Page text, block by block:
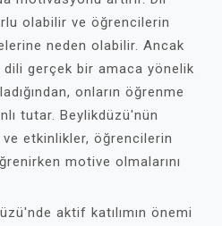
olabilir ve öğrencilerin
neden olabilir. Ancak
dili gerçek bir amaca yönelik
onların öğrenme
tutar. Beylikdüzü'nün
etkinlikler, öğrencilerin
motive olmalarını
aktif katılımın önemi